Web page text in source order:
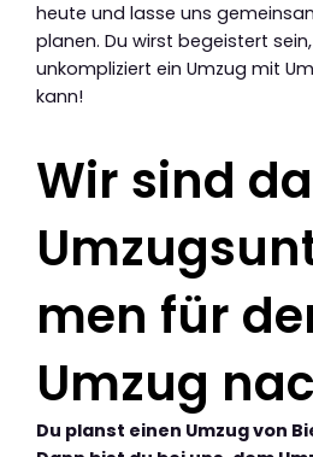
heute und lasse uns
planen. Du wirst begeistert
unkompliziert ein Umzug mit
kann!
Wir sind
men für
Umzug
Du planst einen Umzug von